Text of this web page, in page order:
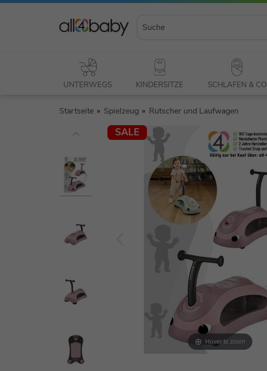
UNTERWEGS KINDERSITZE SCHLAFEN & CO
Startseite Spielzeug Rutscher und Laufwagen
SALE
Hover to zoom